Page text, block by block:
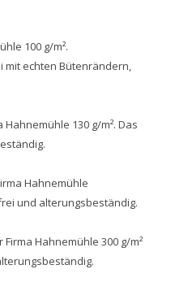
100 g/m².
mit echten Bütenrändern,
130 g/m². Das
Hahnemühle
und alterungsbeständig.
Hahnemühle 300 g/m²